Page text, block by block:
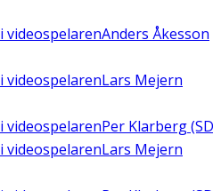
i videospelarenAnders Åkesson
i videospelarenLars Mejern
i videospelarenPer Klarberg
i videospelarenLars Mejern